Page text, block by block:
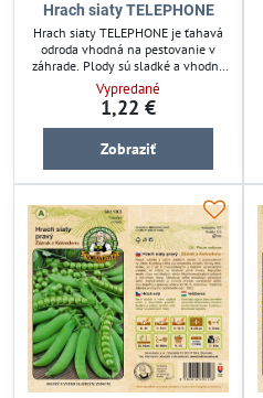
Hrach siaty TELEPHONE
Hrach siaty TELEPHONE je ťahavá
odroda vhodná na pestovanie v
záhrade. Plody sú sladké a vhodné
na priamu konzumáciu aj ďalšie
spracovanie. Ideálny pre
pestovateľov hľadajúcich odolnú
strukovinu s jednoduchou
starostlivosťou. Zabezpečuje úrodu
Vypredané
1,22 €
Zobraziť